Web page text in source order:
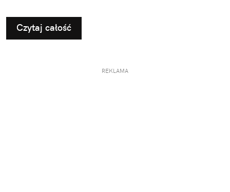
Czytaj całość
REKLAMA